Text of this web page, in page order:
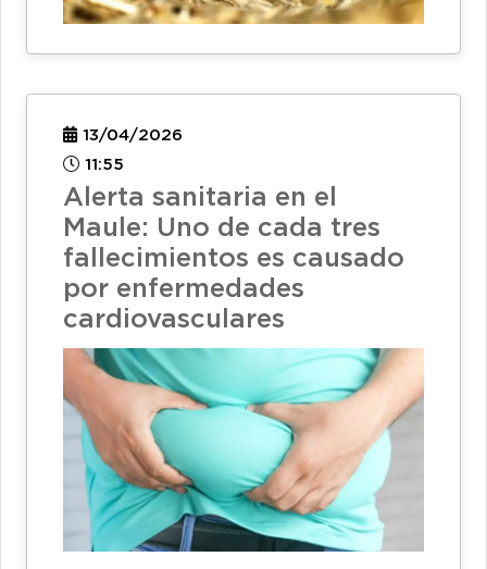
13/04/2026
11:55
Alerta sanitaria en el
Maule: Uno de cada tres
fallecimientos es causado
por enfermedades
cardiovasculares